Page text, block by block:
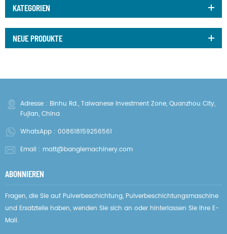
KATEGORIEN
NEUE PRODUKTE
Adresse : Binhu Rd., Taiwanese Investment Zone, Quanzhou City,
Fujian, China
WhatsApp : 008618159256561
Email : matt@banglemachinery.com
ABONNIEREN
Fragen, die Sie auf Pulverbeschichtung, Pulverbeschichtungsmaschine
und Ersatzteile haben, wenden Sie sich an oder hinterlassen Sie Ihre E-
Mail.